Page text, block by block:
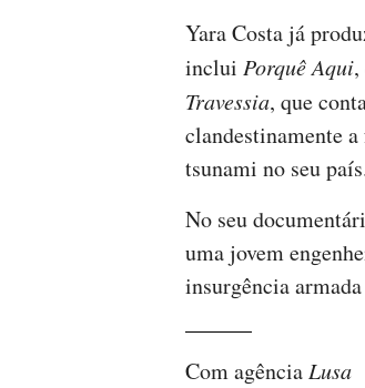
Yara Costa já
inclui Porquê Aqui
Travessia, que
clandestinamente
tsunami no seu
No seu
uma jovem
insurgência
Com agênciaLusa